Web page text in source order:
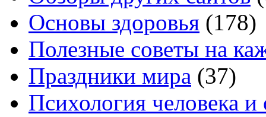
Основы здоровья (178)
Полезные советы на
Праздники мира (37)
Психология человека